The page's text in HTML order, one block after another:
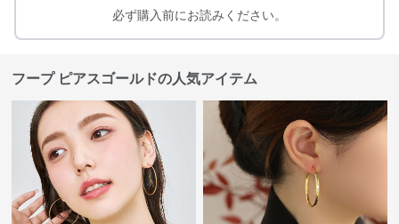
必ず購入前にお読みください。
フープ ピアスゴールドの人気アイテム